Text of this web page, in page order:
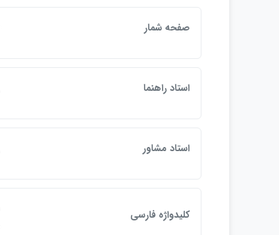
صفحه شمار
استاد راهنما
استاد مشاور
كليدواژه فارسي